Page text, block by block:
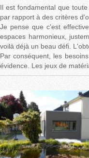
Il est fondamental que
par rapport à des critères
Je pense que c'est
espaces harmonieux,
voilà déjà un beau défi.
Par conséquent, les
évidence. Les jeux de